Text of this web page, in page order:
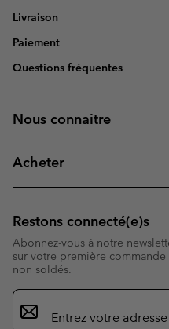
Livraison
Paiement
Questions fréquentes
Nous connaitre
Acheter
Restons connecté(e)s
Abonnez-vous à notre
sur votre première commande
non soldés.
Inscription
par